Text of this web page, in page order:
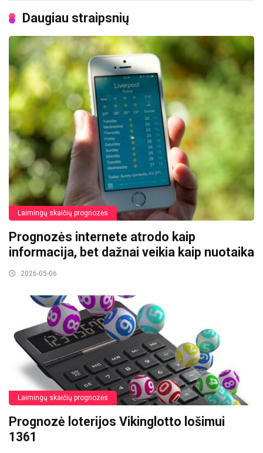
Daugiau straipsnių
Laimingų skaičių prognozės
Prognozės internete atrodo kaip
informacija, bet dažnai veikia kaip nuotaika
2026-05-06
Laimingų skaičių prognozės
Prognozė loterijos Vikinglotto lošimui
1361